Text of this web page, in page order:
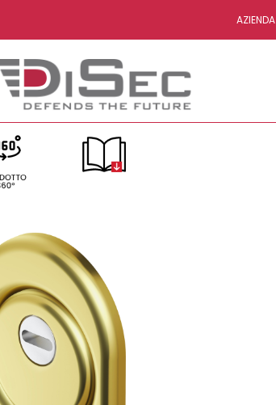
AZIENDA